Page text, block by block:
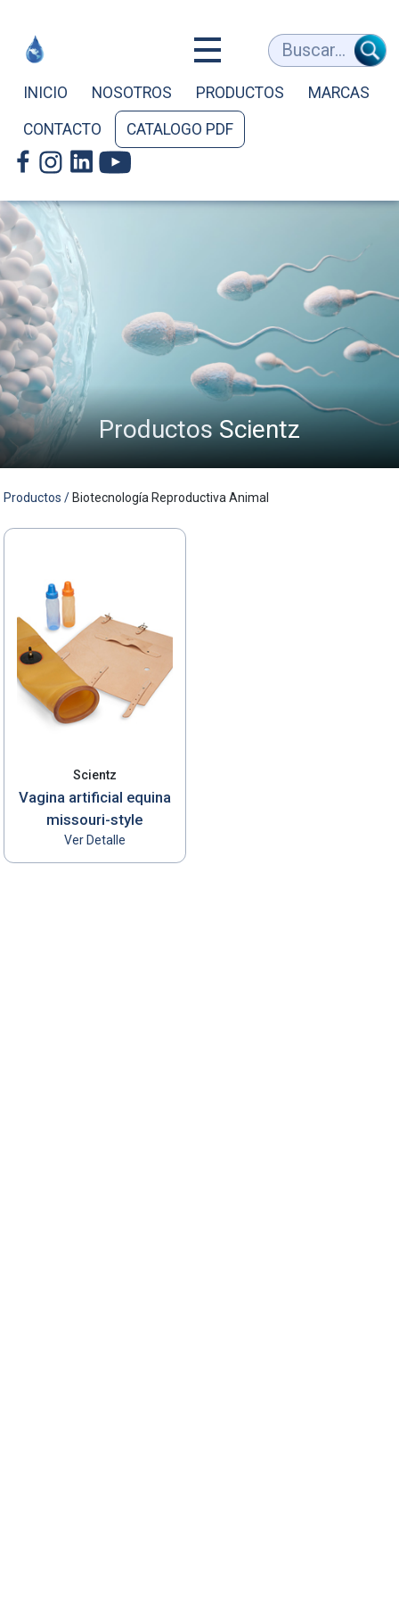
Equipos
Médicos
y
de
Laboratorio
-
MASED
Buscar...
INICIO NOSOTROS PRODUCTOS MARCAS
CONTACTO CATALOGO PDF
ProductosScientz
Productos / Biotecnología Reproductiva Animal
Scientz
Vagina artificial equina
missouri-style
Ver Detalle